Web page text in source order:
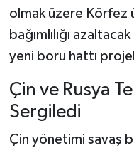
olmak üzere Körfez
bağımlılığı
yeni boru hattı
Çin ve Rusya
Sergiledi
Çin yönetimi savaş